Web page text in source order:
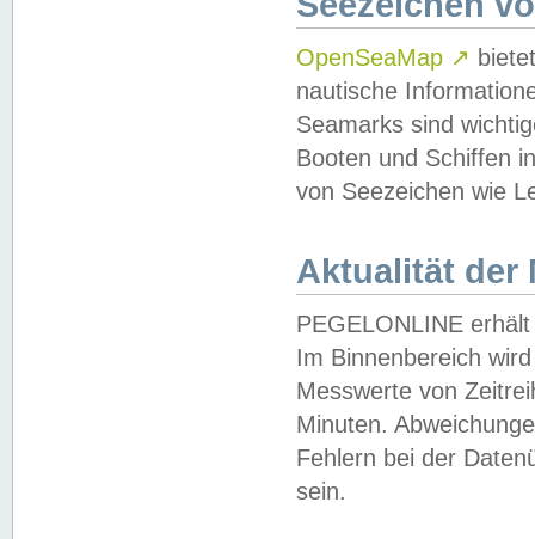
OpenSeaMap ↗
nautische
Seamarks sind
Booten und Schiffen
von Seezeichen wie
Aktualität der
PEGELONLINE
Im Binnenbereich
Messwerte von
Minuten.
Fehlern bei der
sein.